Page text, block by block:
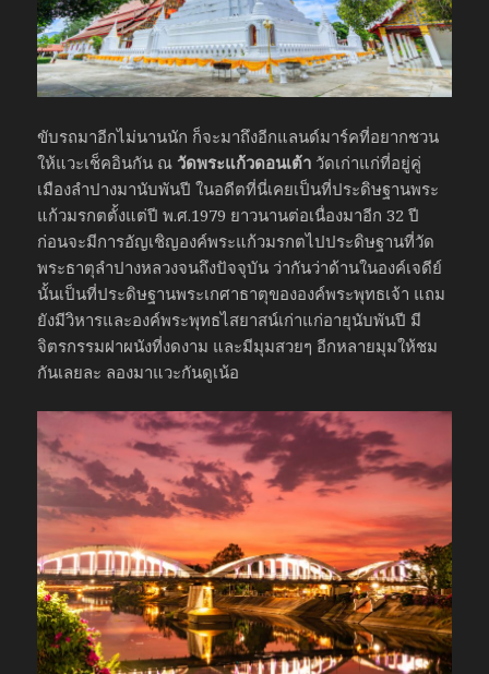
ขับรถมาอีกไม่นานนัก ก็จะมาถึงอีกแลนด์มาร์คที่อยากชวน
ให้แวะเช็คอินกัน ณวัดพระแก้วดอนเต้า วัดเก่าแก่ที่อยู่คู่
เมืองลำปางมานับพันปี ในอดีตที่นี่เคยเป็นที่ประดิษฐานพระ
แก้วมรกตตั้งแต่ปี พ.ศ.1979 ยาวนานต่อเนื่องมาอีก 32 ปี
ก่อนจะมีการอัญเชิญองค์พระแก้วมรกตไปประดิษฐานที่วัด
พระธาตุลำปางหลวงจนถึงปัจจุบัน ว่ากันว่าด้านในองค์เจดีย์
นั้นเป็นที่ประดิษฐานพระเกศาธาตุขององค์พระพุทธเจ้า แถม
ยังมีวิหารและองค์พระพุทธไสยาสน์เก่าแก่อายุนับพันปี มี
จิตรกรรมฝาผนังที่งดงาม และมีมุมสวยๆ อีกหลายมุมให้ชม
กันเลยละ ลองมาแวะกันดูเน้อ